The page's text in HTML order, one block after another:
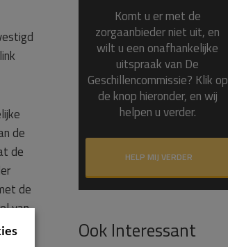
de
de
de
van
Komt u er met de
zorgaanbieder niet uit, en
wilt u een onafhankelijke
uitspraak van De
Geschillencommissie? Klik op
de knop hieronder, en wij
helpen u verder.
HELP MIJ VERDER
Ook Interessant